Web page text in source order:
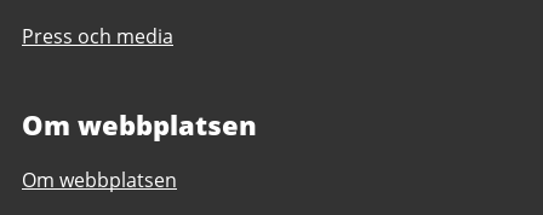
Press och media
Om webbplatsen
Om webbplatsen